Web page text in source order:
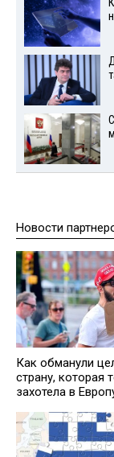
Новости
Как обманули
страну, которая
захотела в